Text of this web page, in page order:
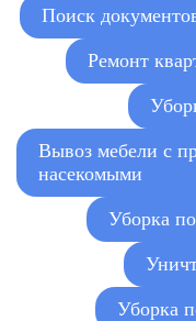
Поиск
Ремонт
Вывоз мебели с
насекомыми
Уборка
Уборка